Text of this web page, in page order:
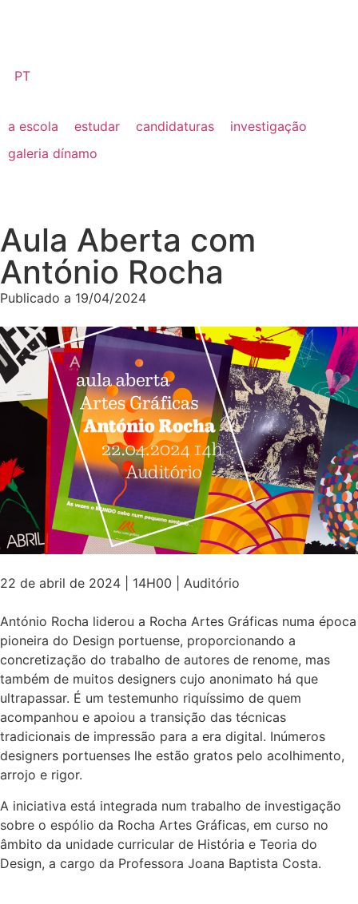
PT
a escola estudar candidaturas
investigação
galeria dínamo
Aula Aberta com
António Rocha
Publicado a 19/04/2024
22 de abril de 2024 | 14H00 | Auditório
António Rocha liderou a Rocha Artes Gráficas numa época
pioneira do Design portuense, proporcionando a
concretização do trabalho de autores de renome, mas
também de muitos designers cujo anonimato há que
ultrapassar. É um testemunho riquíssimo de quem
acompanhou e apoiou a transição das técnicas
tradicionais de impressão para a era digital. Inúmeros
designers portuenses lhe estão gratos pelo acolhimento,
arrojo e rigor.
A iniciativa está integrada num trabalho de investigação
sobre o espólio da Rocha Artes Gráficas, em curso no
âmbito da unidade curricular de História e Teoria do
Design, a cargo da Professora Joana Baptista Costa.